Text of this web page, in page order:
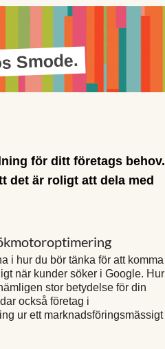
Smode.
för ditt företags behov.
det är roligt att dela med
i hur du bör tänka för att komma
när kunder söker i Google. Hur
stor betydelse för din
också företag i
ur ett marknadsföringsmässigt